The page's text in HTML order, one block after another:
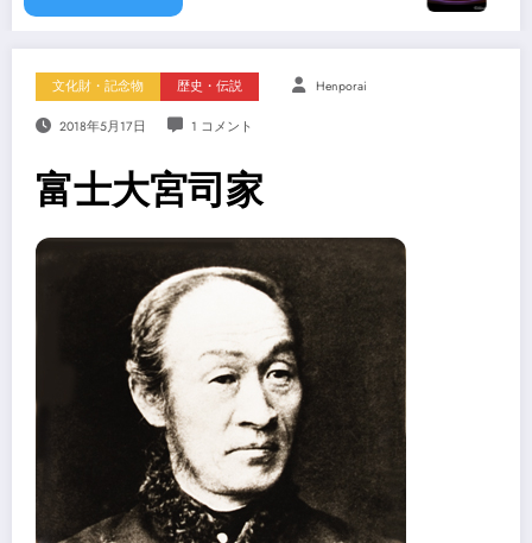
文化財・記念物 歴史・伝説 Henporai
2018年5月17日 1 コメント
富士大宮司家